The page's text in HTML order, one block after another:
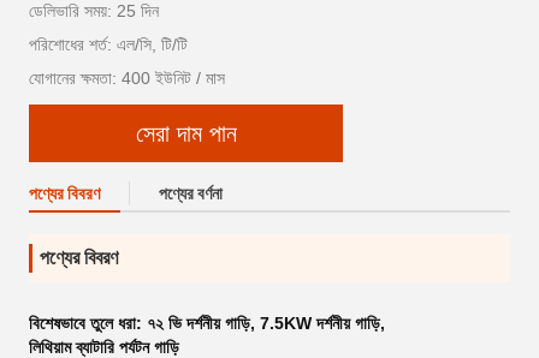
ডেলিভারি সময়: 25 দিন
পরিশোধের শর্ত: এল/সি, টি/টি
যোগানের ক্ষমতা: 400 ইউনিট / মাস
সেরা দাম পান
পণ্যের বিবরণ পণ্যের বর্ণনা
পণ্যের বিবরণ
বিশেষভাবে তুলে ধরা: ৭২ ভি দর্শনীয় গাড়ি, 7.5KW দর্শনীয় গাড়ি,
লিথিয়াম ব্যাটারি পর্যটন গাড়ি